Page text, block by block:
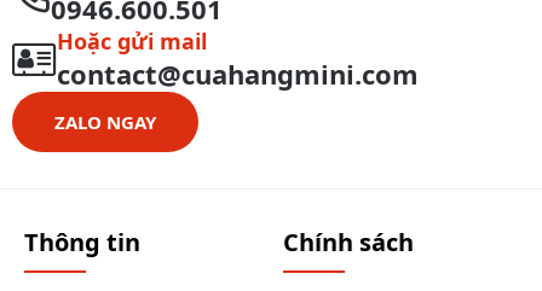
0946.600.501
Hoặc gửi mail
contact@cuahangmini.com
ZALO NGAY
Thông tin Chính sách